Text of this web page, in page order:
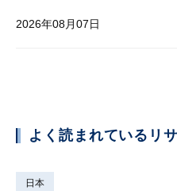
2026年08月07日
よく読まれているリ
日本